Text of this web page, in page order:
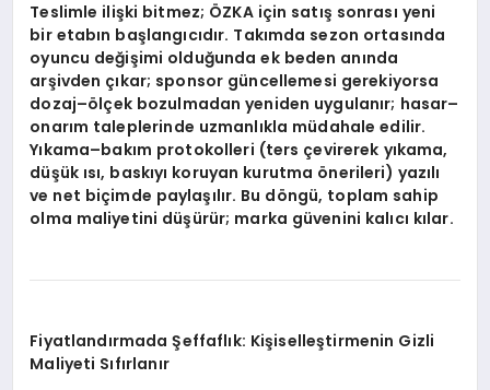
Teslimle ilişki bitmez; ÖZKA için satış sonrası yeni
bir etabın başlangıcıdır. Takımda sezon ortasında
oyuncu değişimi olduğunda ek beden anında
arşivden çıkar; sponsor güncellemesi gerekiyorsa
dozaj–ölçek bozulmadan yeniden uygulanır; hasar–
onarım taleplerinde uzmanlıkla müdahale edilir.
Yıkama–bakım protokolleri (ters çevirerek yıkama,
düşük ısı, baskıyı koruyan kurutma önerileri) yazılı
ve net biçimde paylaşılır. Bu döngü, toplam sahip
olma maliyetini düşürür; marka güvenini kalıcı kılar.
Fiyatlandırmada Şeffaflık: Kişiselleştirmenin Gizli
Maliyeti Sıfırlanır